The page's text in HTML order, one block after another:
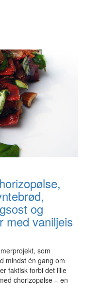
og
med vaniljeis
som
mindst én gang om
faktisk forbi det lille
chorizopølse – en